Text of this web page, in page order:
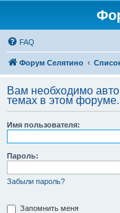
FAQ
Форум Селятино
Вам необходимо
темах в этом форуме.
Имя пользователя:
Пароль:
Забыли пароль?
Запомнить меня